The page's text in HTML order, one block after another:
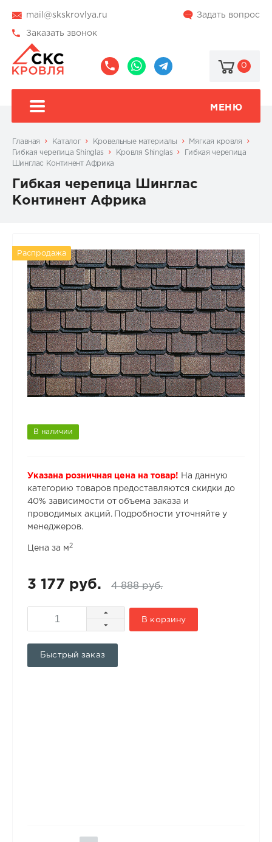
mail@skskrovlya.ru Задать вопрос
Заказать звонок
0
МЕНЮ
Главная Каталог Кровельные материалы
Мягкая кровля
Гибкая черепица Shinglas
Кровля Shinglas
Гибкая черепица
Шинглас Континент Африка
Гибкая черепица Шинглас
Континент Африка
Распродажа
В наличии
Указана розничная цена на товар! На данную
категорию товаров предоставляются скидки до
40% зависимости от объема заказа и
проводимых акций. Подробности уточняйте у
менеджеров.
Цена за м 2
3 177 руб. 4 888 руб.
В корзину
Быстрый заказ